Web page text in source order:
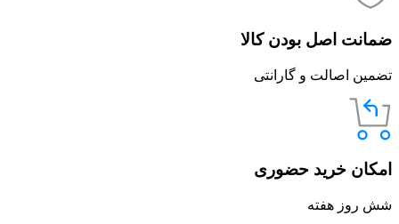
ضمانت اصل بودن کالا
تضمین اصالت و گارانتی
امکان خرید حضوری
شش روز هفته